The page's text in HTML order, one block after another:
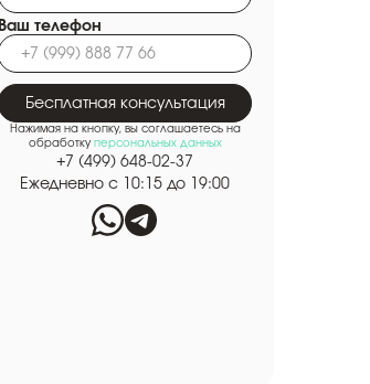
Ваш телефон
Бесплатная консультация
Нажимая на кнопку, вы соглашаетесь на
обработку персональных данных
+7 (499) 648-02-37
Ежедневно с 10:15 до 19:00